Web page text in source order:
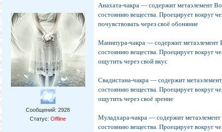
Сообщений:2928
Статус:Offline
Анахата-чакра — содержит метаэлемент
состоянию вещества. Проецирует вокруг
почувствовать через своё обоняние
Манипура-чакра — содержит метаэлемент
состоянию вещества. Проецирует вокруг
ощутить через свой вкус
Свадистана-чакра — содержит
состоянию вещества. Проецирует вокруг
ощутить через своё зрение
Муладхара-чакра — содержит метаэлемент
состоянию вещества. Проецирует вокруг